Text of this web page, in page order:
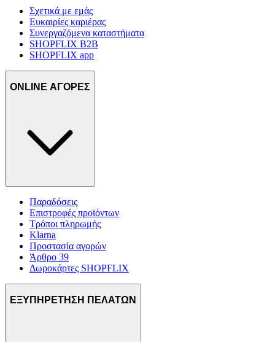
Σχετικά με εμάς
Ευκαιρίες καριέρας
Συνεργαζόμενα καταστήματα
SHOPFLIX B2B
SHOPFLIX app
ONLINE ΑΓΟΡΕΣ
Παραδόσεις
Επιστροφές προϊόντων
Τρόποι πληρωμής
Klarna
Προστασία αγορών
Άρθρο 39
Δωροκάρτες SHOPFLIX
ΕΞΥΠΗΡΕΤΗΣΗ ΠΕΛΑΤΩΝ